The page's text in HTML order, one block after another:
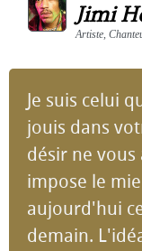
Jimi
Artiste,
Je suis celui
jouis dans
désir ne
impose le
aujourd'hui
demain.